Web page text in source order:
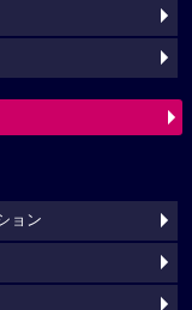
ョン